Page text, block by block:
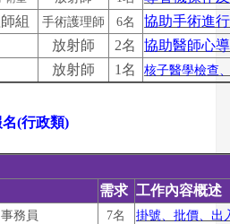
組
手術護理師 6名
協助手術進
放射師 2名
協助醫師心
放射師 1名 核子醫學檢查
(行政類)
需求 工作內容概述
事務員 7名 掛號、批價、出